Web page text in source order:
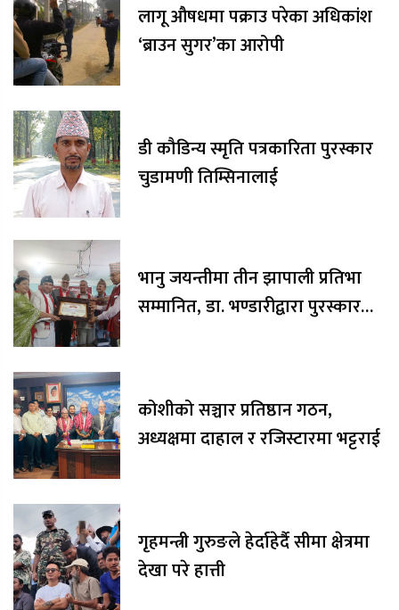
लागू औषधमा पक्राउ परेका अधिकांश
‘ब्राउन सुगर’का आरोपी
डी कौडिन्य स्मृति पत्रकारिता पुरस्कार
चुडामणी तिम्सिनालाई
भानु जयन्तीमा तीन झापाली प्रतिभा
सम्मानित, डा. भण्डारीद्वारा पुरस्कार
कोशीको सञ्चार प्रतिष्ठान गठन,
अध्यक्षमा दाहाल र रजिस्टारमा भट्टराई
गृहमन्त्री गुरुङले हेर्दाहेर्दै सीमा क्षेत्रमा
देखा परे हात्ती